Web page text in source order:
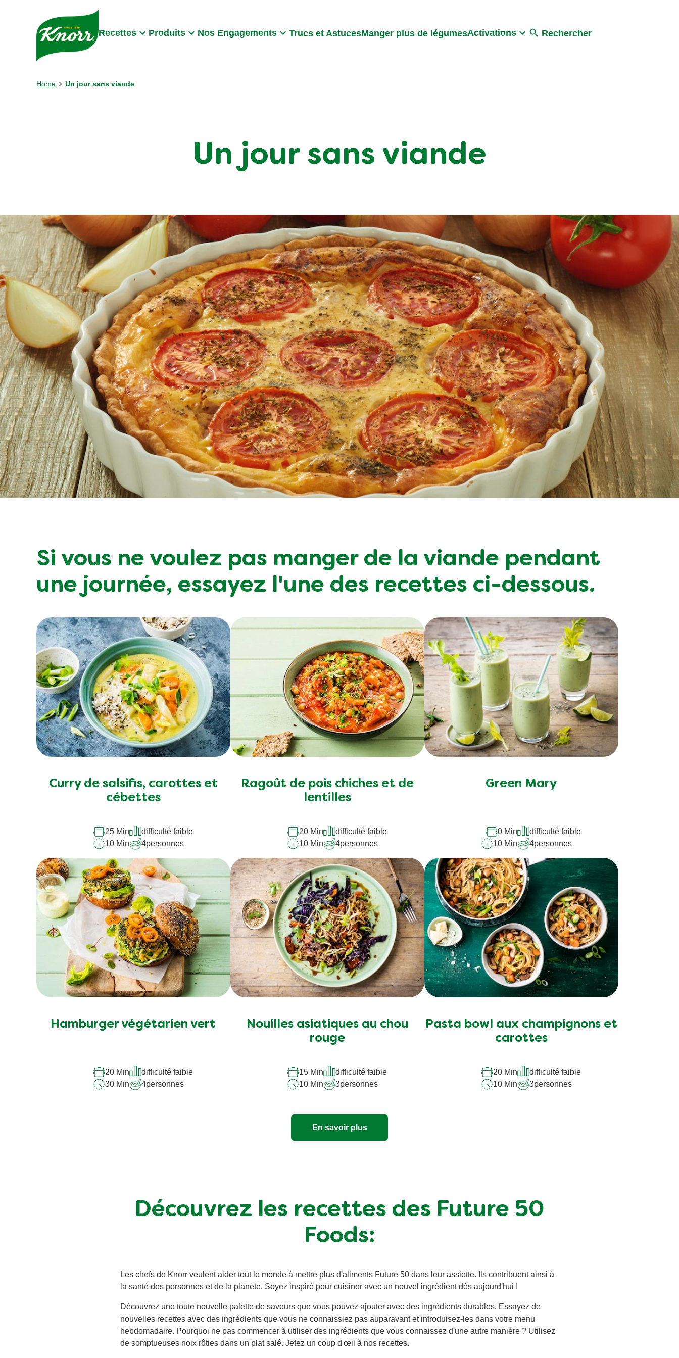
Skip to:
Recettes Produits Nos Engagements Trucs et AstucesManger plus de légumesActivations Rechercher
Home Un jour sans viande
Un jour sans viande
Si vous ne voulez pas manger de la viande pendant
une journée, essayez l'une des recettes ci-dessous.
Curry de salsifis, carottes et
cébettes
25 Min
difficulté faible
10 Min
4personnes
Ragoût de pois chiches et de
lentilles
20 Min
difficulté faible
10 Min
4personnes
Green Mary
0 Min
difficulté faible
10 Min
4personnes
Hamburger végétarien vert
20 Min
difficulté faible
30 Min
4personnes
Nouilles asiatiques au chou
rouge
15 Min
difficulté faible
10 Min
3personnes
Pasta bowl aux champignons et
carottes
20 Min
difficulté faible
10 Min
3personnes
En savoir plus
Découvrez les recettes des Future 50
Foods:
Les chefs de Knorr veulent aider tout le monde à mettre plus d'aliments Future 50 dans leur assiette. Ils contribuent ainsi à
la santé des personnes et de la planète. Soyez inspiré pour cuisiner avec un nouvel ingrédient dès aujourd'hui !
Découvrez une toute nouvelle palette de saveurs que vous pouvez ajouter avec des ingrédients durables. Essayez de
nouvelles recettes avec des ingrédients que vous ne connaissiez pas auparavant et introduisez-les dans votre menu
hebdomadaire. Pourquoi ne pas commencer à utiliser des ingrédients que vous connaissez d'une autre manière ? Utilisez
de somptueuses noix rôties dans un plat salé. Jetez un coup d'œil à nos recettes.